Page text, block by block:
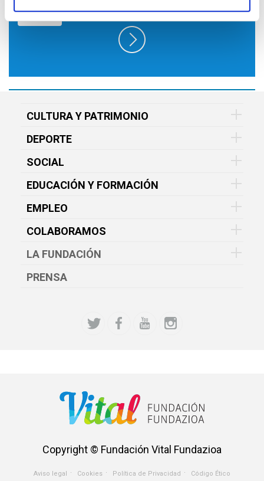
CULTURA Y PATRIMONIO
DEPORTE
SOCIAL
EDUCACIÓN Y FORMACIÓN
EMPLEO
COLABORAMOS
LA FUNDACIÓN
PRENSA
Copyright © Fundación Vital Fundazioa
Aviso legal Cookies Política de Privacidad Código Ético